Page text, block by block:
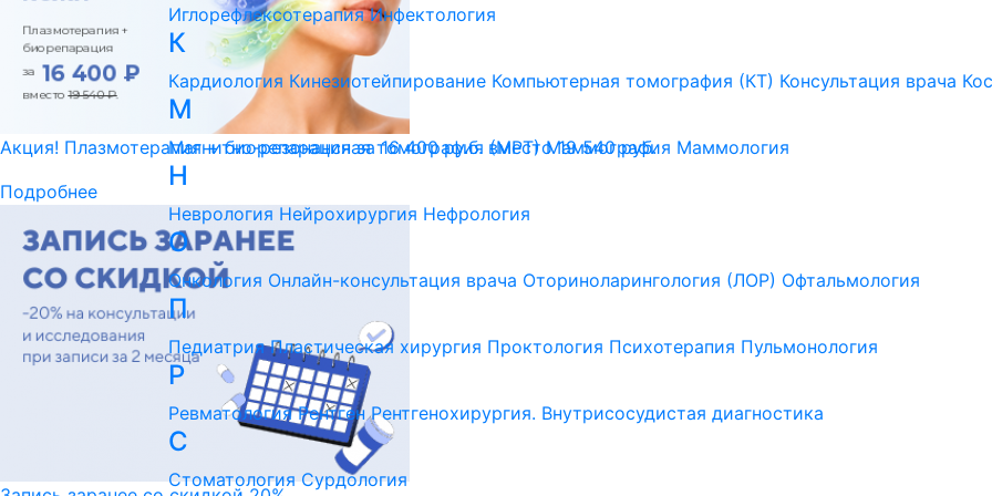
Акция! Плазмотерапия + биорепарация за 16 400 ру.б. вместо 19 540 руб.
Подробнее
Иглорефлексотерапия Инфектология
К
Кардиология Кинезиотейпирование Компьютерная томография (КТ) Консультация врача
М
Магнитно-резонансная томография (МРТ) Маммография Маммология
Н
Неврология Нейрохирургия Нефрология
О
Онкология Онлайн-консультация врача Оториноларингология (ЛОР) Офтальмология
П
Педиатрия Пластическая хирургия Проктология Психотерапия Пульмонология
Р
Ревматология Рентген Рентгенохирургия. Внутрисосудистая диагностика
С
Стоматология Сурдология